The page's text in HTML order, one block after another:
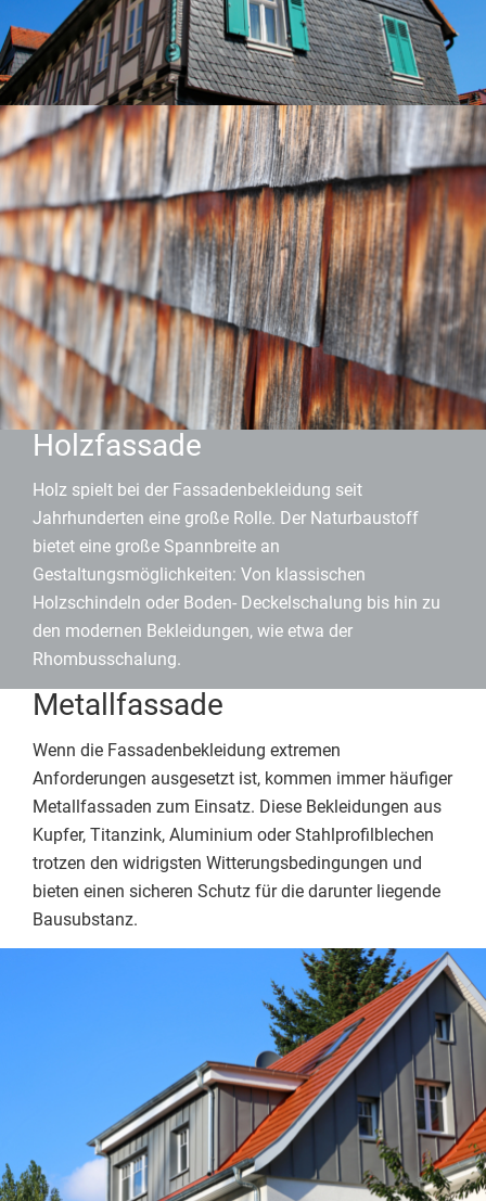
Holzfassade
Holz spielt bei der Fassadenbekleidung seit
Jahrhunderten eine große Rolle. Der Naturbaustoff
bietet eine große Spannbreite an
Gestaltungsmöglichkeiten: Von klassischen
Holzschindeln oder Boden- Deckelschalung bis hin zu
den modernen Bekleidungen, wie etwa der
Rhombusschalung.
Metallfassade
Wenn die Fassadenbekleidung extremen
Anforderungen ausgesetzt ist, kommen immer häufiger
Metallfassaden zum Einsatz. Diese Bekleidungen aus
Kupfer, Titanzink, Aluminium oder Stahlprofilblechen
trotzen den widrigsten Witterungsbedingungen und
bieten einen sicheren Schutz für die darunter liegende
Bausubstanz.